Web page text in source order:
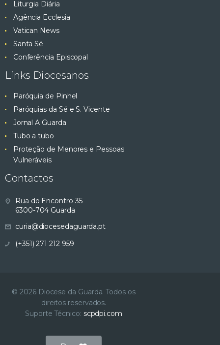
Liturgia Diária
Agência Ecclesia
Vatican News
Santa Sé
Conferência Episcopal
Links Diocesanos
Paróquia de Pinhel
Paróquias da Sé e S. Vicente
Jornal A Guarda
Tubo a tubo
Proteção de Menores e Pessoas
Vulneráveis
Contactos
Rua do Encontro 35
6300-704 Guarda
curia@diocesedaguarda.pt
(+351) 271 212 959
© 2026 Diocese da Guarda. Todos os
direitos reservados.
Suporte Técnico: scpdpi.com